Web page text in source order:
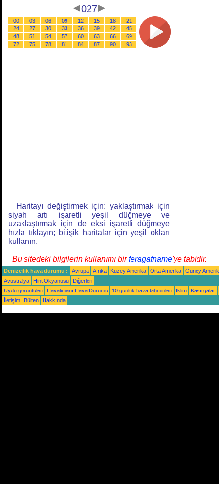
027
00 03 06 09 12 15 18
21
24
27 30 33 36 39 42
45
48
51 54 57 60 63 66
69
72
75 78 81 84 87 90 93
Haritayı değiştirmek için: yaklaştırmak için
siyah artı işaretli yeşil düğmeye ve
uzaklaştırmak için de eksi işaretli düğmeye
hızla tıklayın; bitişik haritalar için yeşil okları
kullanın.
Bu sitedeki bilgilerin kullanımı birferagatname'ye tabidir.
Denizcilik hava durumu : Avrupa Afrika Kuzey Amerika Orta Amerika
Güney
Avustralya
Hint Okyanusu
Diğerleri
Uydu görüntüleri
Havalimanı Hava Durumu 10 günlük hava tahminleri İklim
Kasırgalar
İletişim
Bülten Hakkında